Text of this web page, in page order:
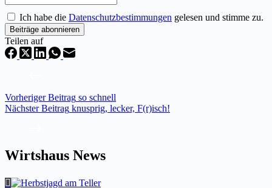
Ich habe die Datenschutzbestimmungen gelesen und stimme zu.
Teilen auf
VorherigerBeitrag so schnell
NächsterBeitrag knusprig, lecker, F(r)isch!
Wirtshaus News